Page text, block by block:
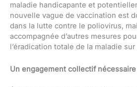
maladie handicapante et
nouvelle vague de vaccination est
dans la lutte contre le poliovirus,
accompagnée d’autres mesures
l’éradication totale de la maladie sur
Un engagement collectif nécessaire